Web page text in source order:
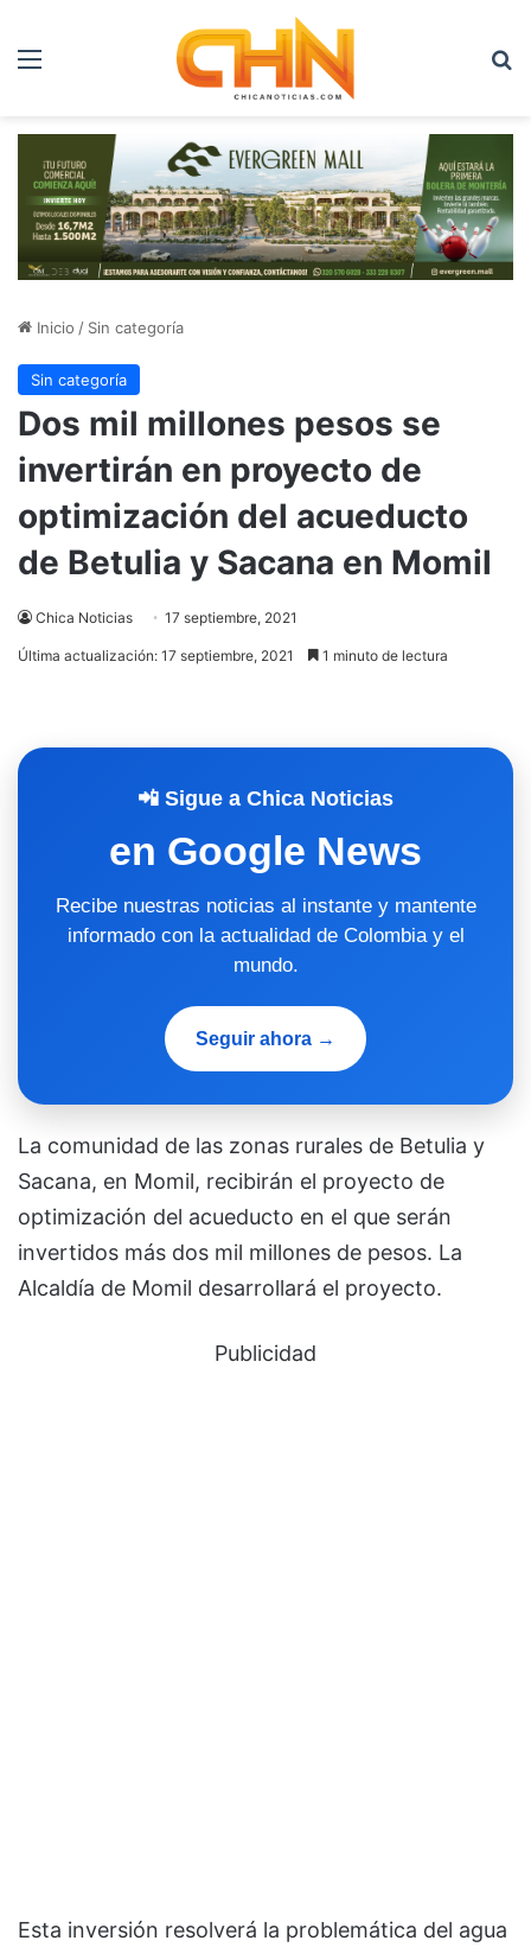
Menú
Inicio / Sin categoría
Sin categoría
Dos mil millones pesos se
invertirán en proyecto de
optimización del acueducto
de Betulia y Sacana en Momil
Chica Noticias 17 septiembre, 2021
Última actualización: 17 septiembre, 2021 1 minuto de lectura
📲 Sigue a Chica Noticias
en Google News
Recibe nuestras noticias al instante y mantente
informado con la actualidad de Colombia y el
mundo.
Seguir ahora →
La comunidad de las zonas rurales de Betulia y
Sacana, en Momil, recibirán el proyecto de
optimización del acueducto en el que serán
invertidos más dos mil millones de pesos. La
Alcaldía de Momil desarrollará el proyecto.
Publicidad
Esta inversión resolverá la problemática del agua